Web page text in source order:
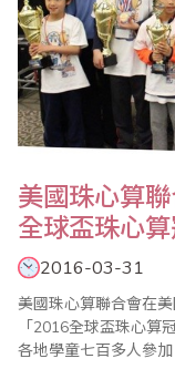
美國珠心算
全球盃珠心
2016-03-31
美國珠心算聯合會在
「2016全球盃珠心算
各地學童七百多人參